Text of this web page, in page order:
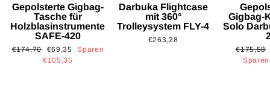
Gepolsterte Gigbag-
Tasche für
Holzblasinstrumente
SAFE-420
Normaler
€174,70 Sonderpreis
€69,35
Sparen
€105,35
Darbuka Flightcase
mit 360°
Trolleysystem FLY-4
€263,28
Gigbag-
Solo
Normaler
Preis
€175,58